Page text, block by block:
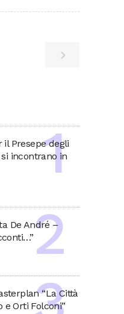
Presepe degli
incontrano in
De André –
“La Città
e Orti Folconi”